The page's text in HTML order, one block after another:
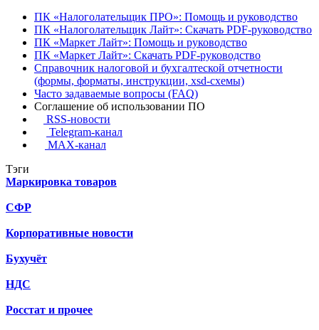
ПК «Налоголательщик ПРО»: Помощь и руководство
ПК «Налоголательщик Лайт»: Скачать PDF-руководство
ПК «Маркет Лайт»: Помощь и руководство
ПК «Маркет Лайт»: Скачать PDF-руководство
Справочник налоговой и бухгалтеской отчетности
(формы, форматы, инструкции, xsd-схемы)
Часто задаваемые вопросы (FAQ)
Соглашение об использовании ПО
RSS-новости
Telegram-канал
MAX-канал
Тэги
Маркировка товаров
СФР
Корпоративные новости
Бухучёт
НДС
Росстат и прочее